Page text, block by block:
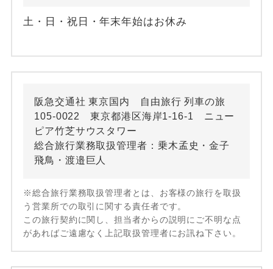
土・日・祝日・年末年始はお休み
阪急交通社 東京国内 自由旅行 列車の旅
105-0022 東京都港区海岸1-16-1 ニュー
ピア竹芝サウスタワー
総合旅行業務取扱管理者：乗木孟史・金子
飛鳥・渡邉巨人
※総合旅行業務取扱管理者とは、お客様の旅行を取扱
う営業所での取引に関する責任者です。
この旅行契約に関し、担当者からの説明にご不明な点
があればご遠慮なく上記取扱管理者にお訊ね下さい。